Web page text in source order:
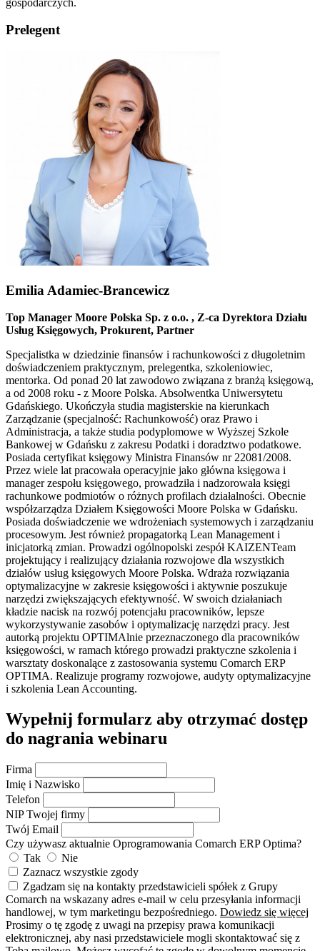
Prelegent
Emilia Adamiec-Brancewicz
Top Manager Moore Polska Sp. z o.o. , Z-ca Dyrektora Działu
Usług Księgowych, Prokurent, Partner
Specjalistka w dziedzinie finansów i rachunkowości z długoletnim
doświadczeniem praktycznym, prelegentka, szkoleniowiec,
mentorka. Od ponad 20 lat zawodowo związana z branżą księgową,
a od 2008 roku - z Moore Polska. Absolwentka Uniwersytetu
Gdańskiego. Ukończyła studia magisterskie na kierunkach
Zarządzanie (specjalność: Rachunkowość) oraz Prawo i
Administracja, a także studia podyplomowe w Wyższej Szkole
Bankowej w Gdańsku z zakresu Podatki i doradztwo podatkowe.
Posiada certyfikat księgowy Ministra Finansów nr 22081/2008.
Przez wiele lat pracowała operacyjnie jako główna księgowa i
manager zespołu księgowego, prowadziła i nadzorowała księgi
rachunkowe podmiotów o różnych profilach działalności. Obecnie
współzarządza Działem Księgowości Moore Polska w Gdańsku.
Posiada doświadczenie we wdrożeniach systemowych i zarządzaniu
procesowym. Jest również propagatorką Lean Management i
inicjatorką zmian. Prowadzi ogólnopolski zespół KAIZENTeam
projektujący i realizujący działania rozwojowe dla wszystkich
działów usług księgowych Moore Polska. Wdraża rozwiązania
optymalizacyjne w zakresie księgowości i aktywnie poszukuje
narzędzi zwiększających efektywność. W swoich działaniach
kładzie nacisk na rozwój potencjału pracowników, lepsze
wykorzystywanie zasobów i optymalizację narzędzi pracy. Jest
autorką projektu OPTIMAlnie przeznaczonego dla pracowników
księgowości, w ramach którego prowadzi praktyczne szkolenia i
warsztaty doskonalące z zastosowania systemu Comarch ERP
OPTIMA. Realizuje programy rozwojowe, audyty optymalizacyjne
i szkolenia Lean Accounting.
Wypełnij formularz aby otrzymać dostęp
do nagrania webinaru
Firma
Imię i Nazwisko
Telefon
NIP Twojej firmy
Twój Email
Czy używasz aktualnie Oprogramowania Comarch ERP Optima?
Tak
Nie
Zaznacz wszystkie zgody
Zgadzam się na kontakty przedstawicieli spółek z Grupy
Comarch na wskazany adres e-mail w celu przesyłania informacji
handlowej, w tym marketingu bezpośredniego. Dowiedz się więcej
Prosimy o tę zgodę z uwagi na przepisy prawa komunikacji
elektronicznej, aby nasi przedstawiciele mogli skontaktować się z